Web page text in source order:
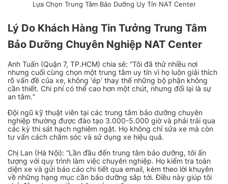
Lựa Chọn Trung Tâm Bảo Dưỡng Uy Tín NAT Center
Lý Do Khách Hàng Tin Tưởng Trung Tâm
Bảo Dưỡng Chuyên Nghiệp NAT Center
Anh Tuấn (Quận 7, TP.HCM) chia sẻ: “Tôi đã thử nhiều nơi
nhưng cuối cùng chọn một trung tâm uy tín vì họ luôn giải thích
rõ vấn đề của xe, không ‘ép’ thay thế những bộ phận không
cần thiết. Chi phí có thể cao hơn một chút, nhưng đổi lại là sự
an tâm.”
Đội ngũ kỹ thuật viên tại các trung tâm bảo dưỡng chuyên
nghiệp thường được đào tạo 3.000-5.000 giờ và phải trải qua
các kỳ thi sát hạch nghiêm ngặt. Họ không chỉ sửa xe mà còn
tư vấn cách chăm sóc và sử dụng xe hiệu quả.
Chị Lan (Hà Nội): “Lần đầu đến trung tâm bảo dưỡng, tôi ấn
tượng với quy trình làm việc chuyên nghiệp. Họ kiểm tra toàn
diện xe và gửi báo cáo chi tiết qua email, kèm theo lời khuyên
về những hạng mục cần bảo dưỡng sắp tới. Điều này giúp tôi